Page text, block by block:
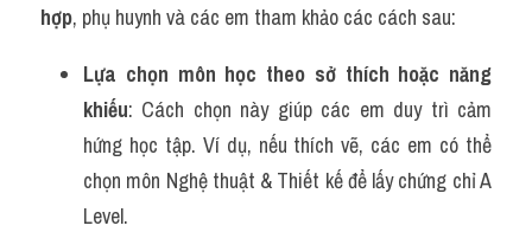
hợp, phụ huynh và các em tham khảo các cách sau:
Lựa chọn môn học theo sở thích hoặc năng
khiếu: Cách chọn này giúp các em duy trì cảm
hứng học tập. Ví dụ, nếu thích vẽ, các em có thể
chọn môn Nghệ thuật & Thiết kế để lấy chứng chỉ A
Level.